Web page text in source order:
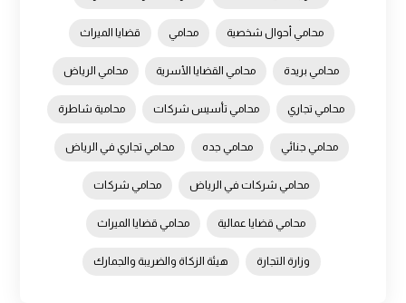
قضايا الميراث محامي محامي أحوال شخصية
محامي الرياض محامي القضايا الأسرية محامي بريدة
محامية شاطرة محامي تأسيس شركات محامي تجاري
محامي تجاري في الرياض محامي جده محامي جنائي
محامي شركات محامي شركات في الرياض
محامي قضايا الميراث محامي قضايا عمالية
هيئة الزكاة والضريبة والجمارك وزارة التجارة